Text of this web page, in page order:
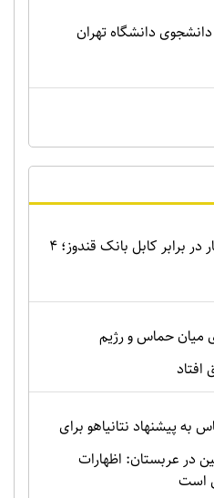
دانشگاه تهران
انفجار مرگبار در برابر کابل بانک قندوز؛ ۴
میان حماس و رژیم
افتاد
به پیشنهاد نتانیاهو برای
در عربستان: اظهارات
است